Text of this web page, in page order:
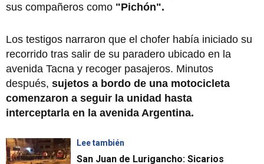
sus compañeros como "Pichón".
Los testigos narraron que el chofer había iniciado su
recorrido tras salir de su paradero ubicado en la
avenida Tacna y recoger pasajeros. Minutos
después, sujetos a bordo de una motocicleta
comenzaron a seguir la unidad hasta
interceptarla en la avenida Argentina.
Lee también
San Juan de Lurigancho: Sicarios